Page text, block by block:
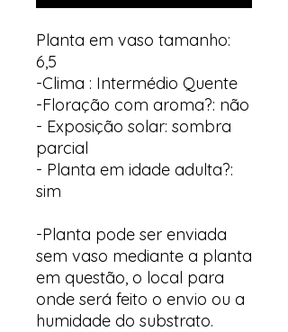
Planta em vaso tamanho:
6,5
-Clima : Intermédio Quente
-Floração com aroma?: não
- Exposição solar: sombra
parcial
- Planta em idade adulta?:
sim
-Planta pode ser enviada
sem vaso mediante a planta
em questão, o local para
onde será feito o envio ou a
humidade do substrato.